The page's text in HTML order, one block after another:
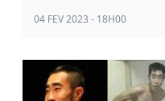
04 FEV 2023 - 18H00